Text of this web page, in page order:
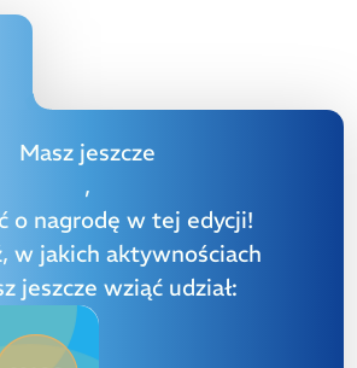
Masz jeszcze
,
o nagrodę w tej edycji!
w jakich aktywnościach
jeszcze wziąć udział: